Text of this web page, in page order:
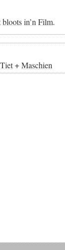
blootsin’n Film.
Tiet+Maschien